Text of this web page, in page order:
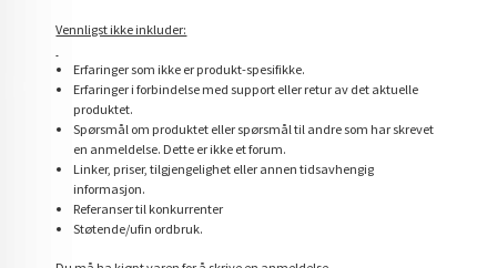
Vennligst ikke inkluder:
Erfaringer som ikke er produkt-spesifikke.
Erfaringer i forbindelse med support eller retur av det aktuelle
produktet.
Spørsmål om produktet eller spørsmål til andre som har skrevet
en anmeldelse. Dette er ikke et forum.
Linker, priser, tilgjengelighet eller annen tidsavhengig
informasjon.
Referanser til konkurrenter
Støtende/ufin ordbruk.